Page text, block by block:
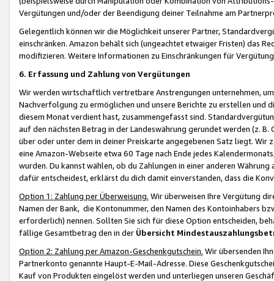
Vergütungen und/oder der Beendigung deiner Teilnahme am
Gelegentlich können wir die Möglichkeit unserer Partner,
einschränken. Amazon behält sich (ungeachtet etwaiger Fristen) das
modifizieren. Weitere Informationen zu Einschränkungen für
6. Erfassung und Zahlung von Vergütungen
Wir werden wirtschaftlich vertretbare Anstrengungen unternehmen,
Nachverfolgung zu ermöglichen und unsere Berichte zu erstellen und
diesem Monat verdient hast, zusammengefasst sind.
auf den nächsten Betrag in der Landeswährung gerundet werden (z.
über oder unter dem in deiner Preiskarte angegebenen Satz liegt.
eine Amazon-Webseite etwa 60 Tage nach Ende jedes
wurden. Du kannst wählen, ob du Zahlungen in einer anderen
dafür entscheidest, erklärst du dich damit einverstanden, dass die
Option 1: Zahlung per Überweisung. Wir überweisen Ihre Vergütung
Namen der Bank, die Kontonummer, den Namen des Kontoinhabers
erforderlich) nennen. Sollten Sie sich für diese Option entscheiden,
fällige Gesamtbetrag den in der Übersicht
Option 2: Zahlung per Amazon-Geschenkgutschein. Wir übersenden
Partnerkonto genannte Haupt-E-Mail-Adresse. Diese
Kauf von Produkten eingelöst werden und unterliegen unseren